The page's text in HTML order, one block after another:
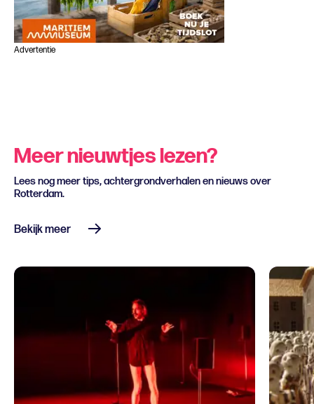
Advertentie
Meer nieuwtjes lezen?
Lees nog meer tips, achtergrondverhalen en nieuws over
Rotterdam.
Bekijk meer